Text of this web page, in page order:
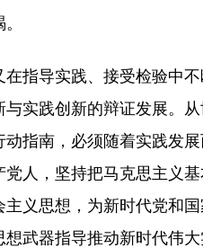
指导实践、接受检验中
实践创新的辩证发展。
指南，必须随着实践发
人，坚持把马克思主义基
义思想，为新时代党和
武器指导推动新时代伟